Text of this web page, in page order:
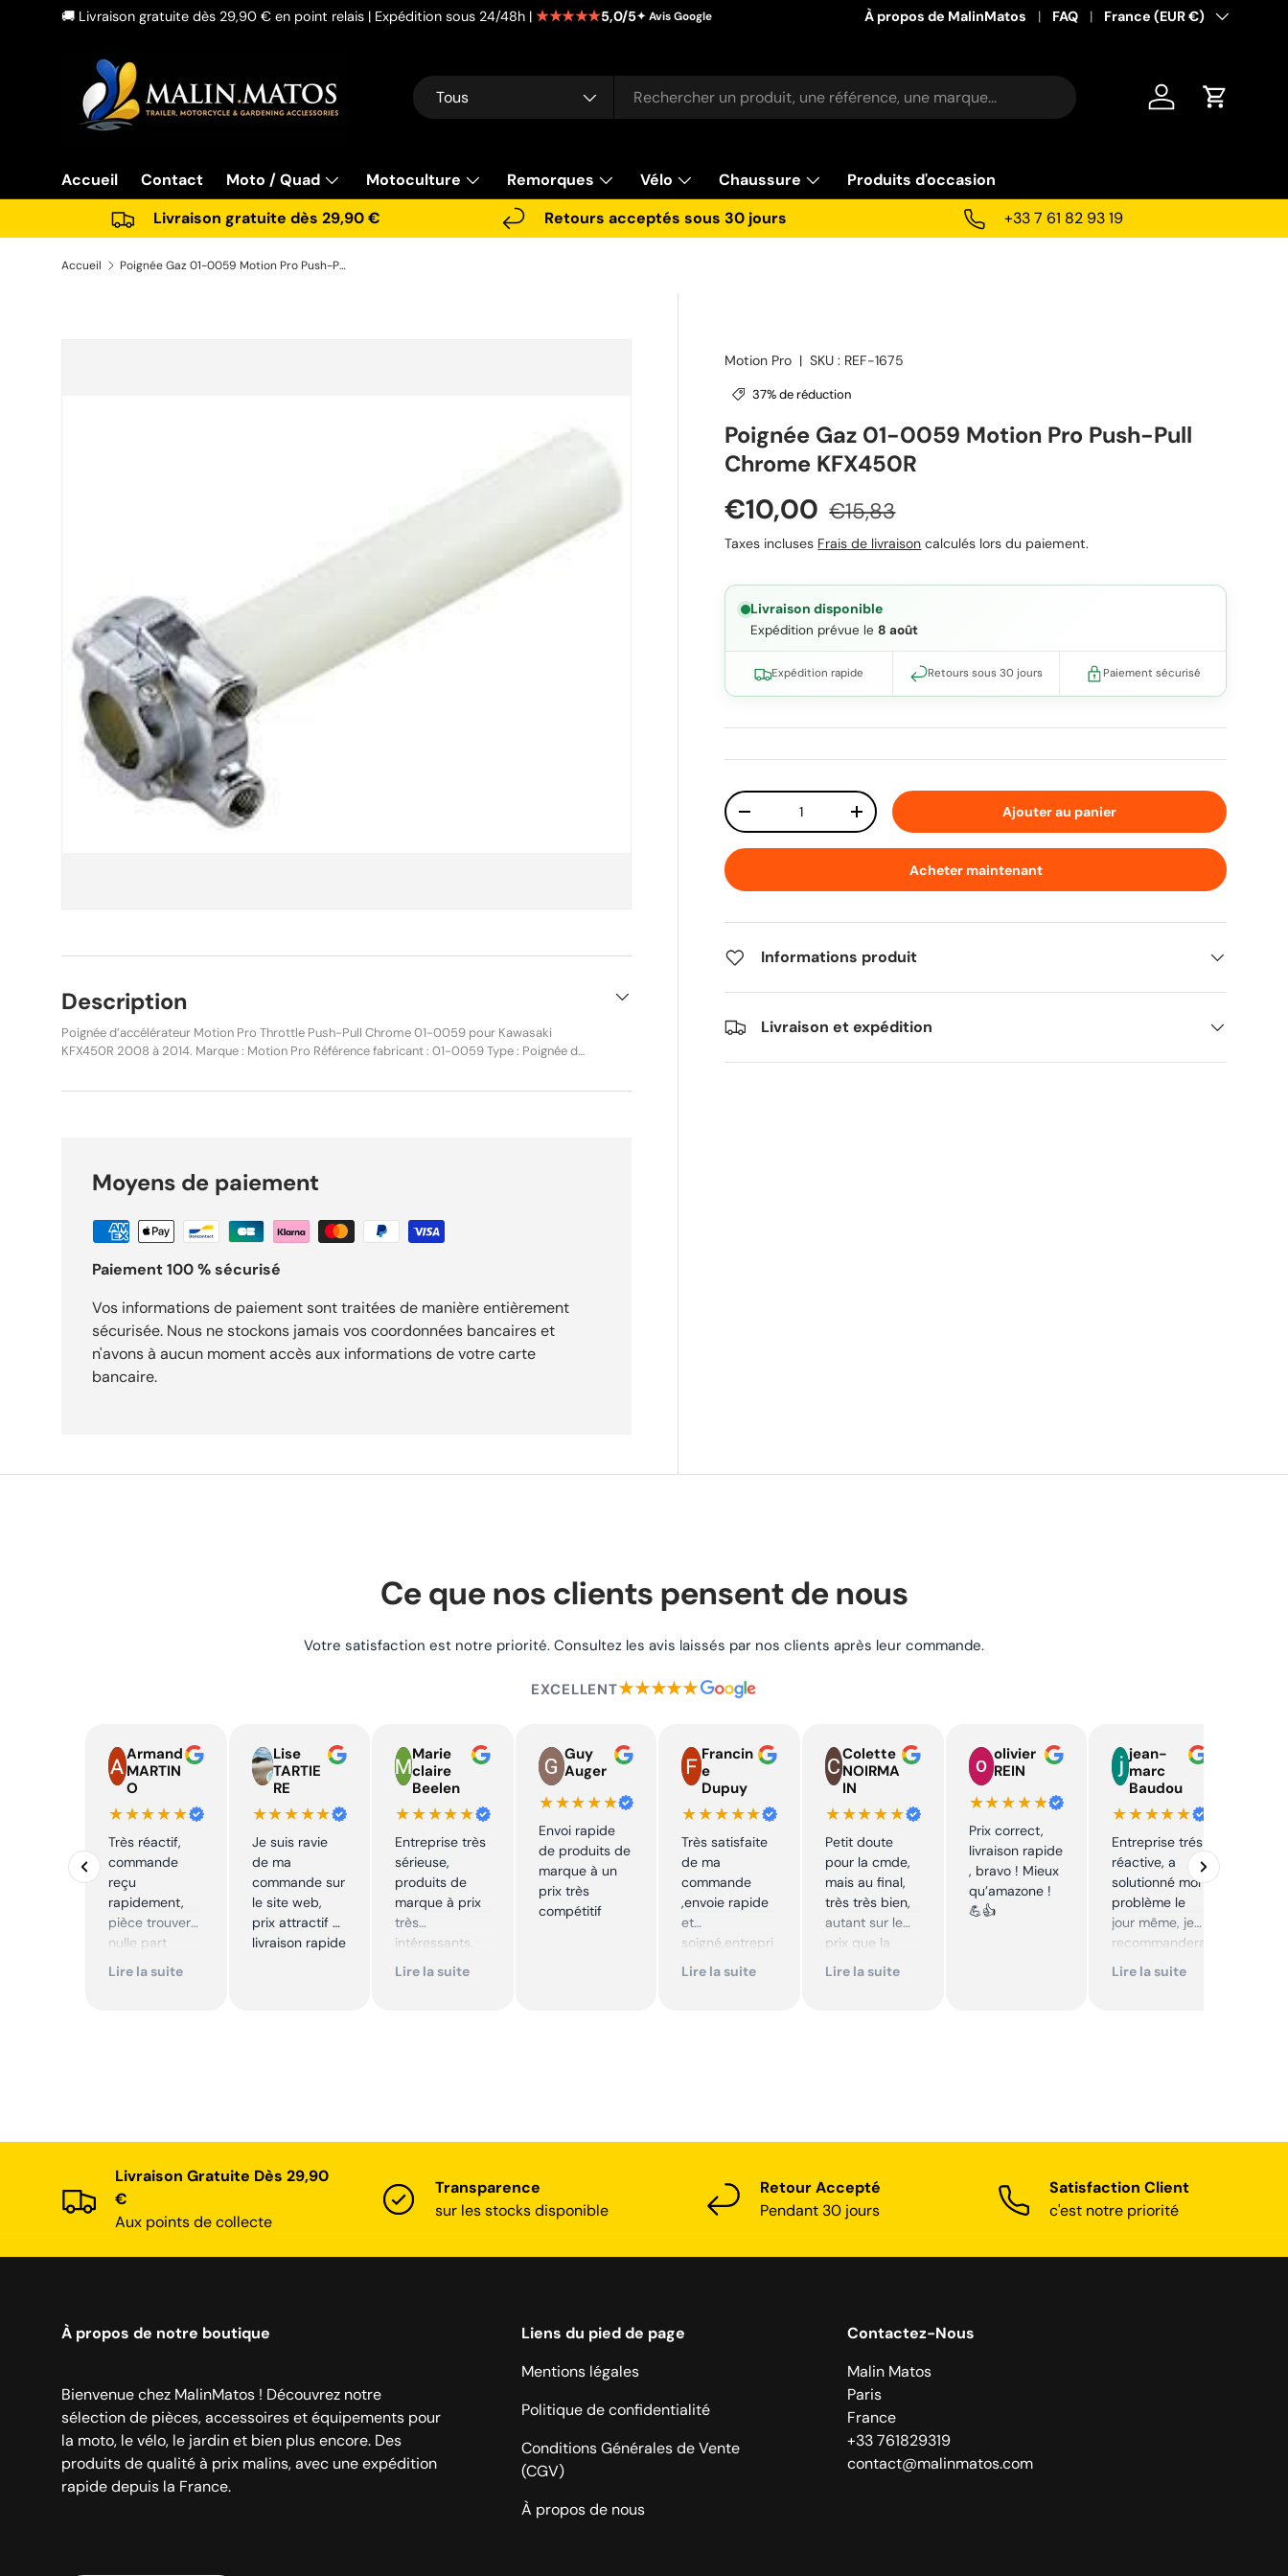
🚚 Livraison gratuite dès 29,90 € en point relais | Expédition sous 24/48h | ★★★★★5,0/5✦ Avis Google À propos de MalinMatos FAQ Pays
France (EUR €)
Recherche
Type de produit
Tous Se connecter
Panier
Accueil Contact Moto / Quad Motoculture Remorques Vélo Chaussure
Produits d'occasion
Livraison gratuite dès 29,90 €
Retours acceptés sous 30 jours +33 7 61 82 93 19
Accueil Poignée Gaz 01-0059 Motion Pro Push-Pull Chrome KFX450R
Motion Pro |SKU : REF-1675
37% de réduction
Poignée Gaz 01-0059 Motion Pro Push-Pull
Chrome KFX450R
Prix soldé
€10,00 Prix habituel
€15,83
Taxes incluses Frais de livraison calculés lors du paiement.
Livraison disponible
Expédition prévue le8 août
Expédition rapide Retours sous 30 jours Paiement sécurisé
Qté
Diminuer la quantitéAugmenter la quantitéAjouter au panier
Acheter maintenant
Informations produit
Livraison et expédition
Description
Poignée d’accélérateur Motion Pro Throttle Push-Pull Chrome 01-0059 pour Kawasaki
KFX450R 2008 à 2014. Marque : Motion Pro Référence fabricant : 01-0059 Type : Poignée de
Poignée d’accélérateur Motion Pro Push-Pull conçue pour offrir une commande précise et
Caractéristiques : Boîtier aluminium moulé sous pression Finition chrome Pour guidon 7/8"
(22 mm) Ouvre carburateurs jusqu’à 38 mm Parfaite pour conversions smooth-bore Tube
remplacement : 01-0052 Compatibilité : Kawasaki KFX450R 2008 Kawasaki KFX450R
KFX450R 2013 Kawasaki KFX450R 2014 État : Neuf Produit d’origine (Motion Pro) Ref
pour usage moto/quad. Référence : REF-1675 pour identifier précisément ce composant.
Catégorie : sélectionné pour l’univers moto/quad. Expédition sous 24h. Livraison gratuite
dès 29,90 €. Retours acceptés sous 30 jours.
Moyens de paiement
Paiement 100 % sécurisé
Vos informations de paiement sont traitées de manière entièrement
sécurisée. Nous ne stockons jamais vos coordonnées bancaires et
n'avons à aucun moment accès aux informations de votre carte
bancaire.
Ce que nos clients pensent de nous
Votre satisfaction est notre priorité. Consultez les avis laissés par nos clients après leur commande.
EXCELLENT★★★★★
Armand
MARTIN
O
★★★★★
Très réactif,
commande
reçu
rapidement,
pièce trouver
nulle part
ailleurs et
Lire la suite
Lise
TARTIE
RE
★★★★★
Je suis ravie
de ma
commande sur
le site web,
prix attractif et
livraison rapide
Marie
claire
Beelen
★★★★★
Entreprise très
sérieuse,
produits de
marque à prix
très
intéressants.
Excellent suivi !
Lire la suite
Guy
Auger
★★★★★
Envoi rapide
de produits de
marque à un
prix très
compétitif
Francin
e
Dupuy
★★★★★
Très satisfaite
de ma
commande
,envoie rapide
et
soigné,entrepri
se sérieuse
Lire la suite
Colette
NOIRMA
IN
★★★★★
Petit doute
pour la cmde,
mais au final,
très très bien,
autant sur le
prix que la
qualité sur le
Lire la suite
olivier
REIN
★★★★★
Prix correct,
livraison rapide
, bravo ! Mieux
qu’amazone !
💪👍
jean-
marc
Baudou
★★★★★
Entreprise trés
réactive, a
solutionné mon
problème le
jour même, je
recommandera
i. Articles bien
Lire la suite
Livraison Gratuite Dès 29,90
€
Aux points de collecte
Transparence
sur les stocks disponible
Retour Accepté
Pendant 30 jours
Satisfaction Client
c'est notre priorité
À propos de notre boutique
Bienvenue chez MalinMatos ! Découvrez notre
sélection de pièces, accessoires et équipements pour
la moto, le vélo, le jardin et bien plus encore. Des
produits de qualité à prix malins, avec une expédition
rapide depuis la France.
Liens du pied de page
Mentions légales
Politique de confidentialité
Conditions Générales de Vente
(CGV)
À propos de nous
Contactez-Nous
Malin Matos
Paris
France
+33 761829319
contact@malinmatos.com